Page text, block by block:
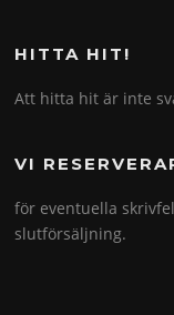
HITTA HIT!
Att hitta hit är inte
VI
för eventuella
slutförsäljning.